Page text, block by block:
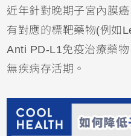
近年針對晚期子宮內膜
有對應的標靶藥物(例如
Anti PD-L1免疫治療藥
無疾病存活期。